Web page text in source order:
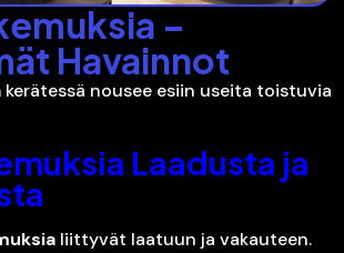
–
Havainnot
kerätessä nousee esiin useita toistuvia
Laadusta ja
liittyvät laatuun ja vakauteen.